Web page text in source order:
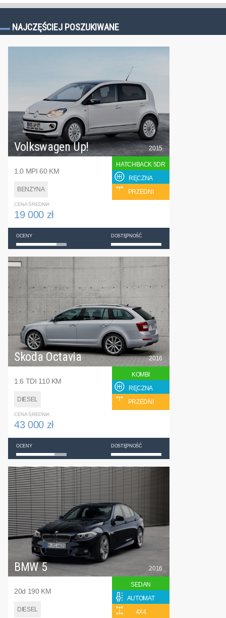
NAJCZĘŚCIEJ POSZUKIWANE
Volkswagen Up!
1.0 MPI 60 KM
BENZYNA
2015
HATCHBACK 5DR
RĘCZNA
PRZEDNI
CENA ŚREDNIA
19 000 zł
OCENY DOSTĘPNOŚĆ
Skoda Octavia
1.6 TDI 110 KM
DIESEL
2016
KOMBI
RĘCZNA
PRZEDNI
CENA ŚREDNIA
43 000 zł
OCENY DOSTĘPNOŚĆ
BMW 5
20d 190 KM
DIESEL
2016
SEDAN
AUTOMAT
4X4